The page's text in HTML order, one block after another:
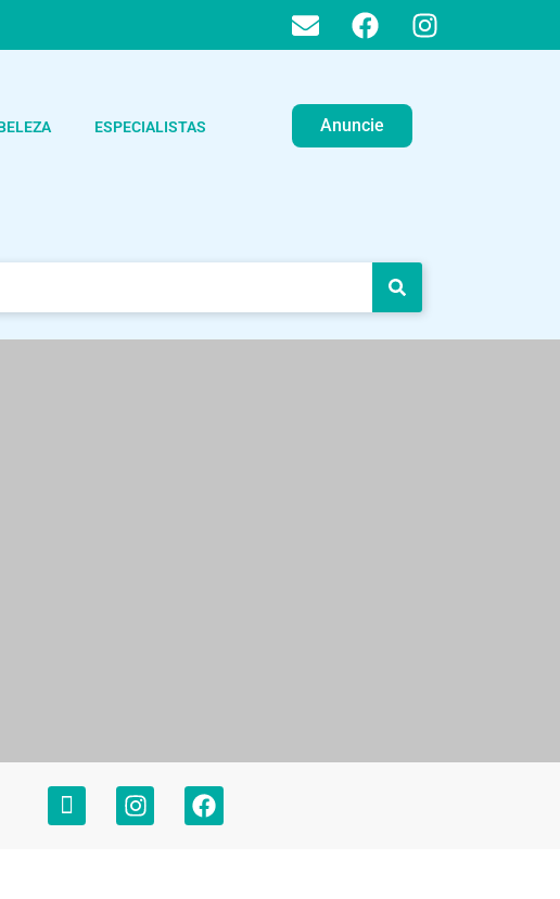
ESPECIALISTAS Anuncie